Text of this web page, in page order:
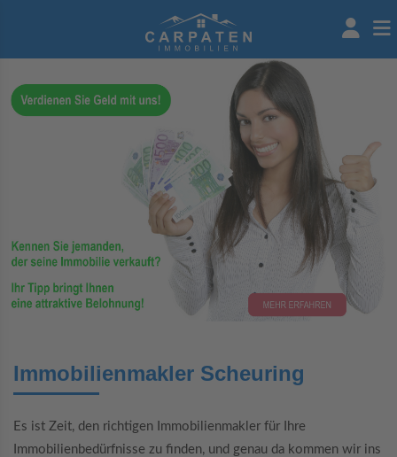
Immobilienmakler Scheuring
Es ist Zeit, den richtigen Immobilienmakler für Ihre
Immobilienbedürfnisse zu finden, und genau da kommen wir ins